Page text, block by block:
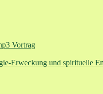
Vortrag
Erweckung und spirituelle